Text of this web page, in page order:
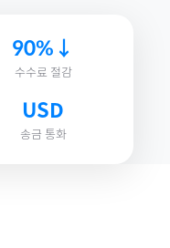
90%↓
수수료 절감
USD
송금 통화